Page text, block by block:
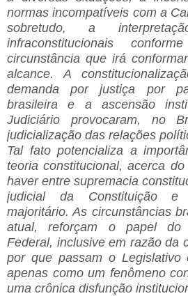
normas incompatíveis com a
sobretudo, a
infraconstitucionais
circunstância que irá
alcance. A
demanda por justiça por
brasileira e a ascensão
Judiciário provocaram, no
judicialização das relações
Tal fato potencializa a
teoria constitucional, acerca
haver entre supremacia
judicial da Constituição e
majoritário. As circunstâncias
atual, reforçam o papel do
Federal, inclusive em razão da
por que passam o Legislativo
apenas como um fenômeno
uma crônica disfunção